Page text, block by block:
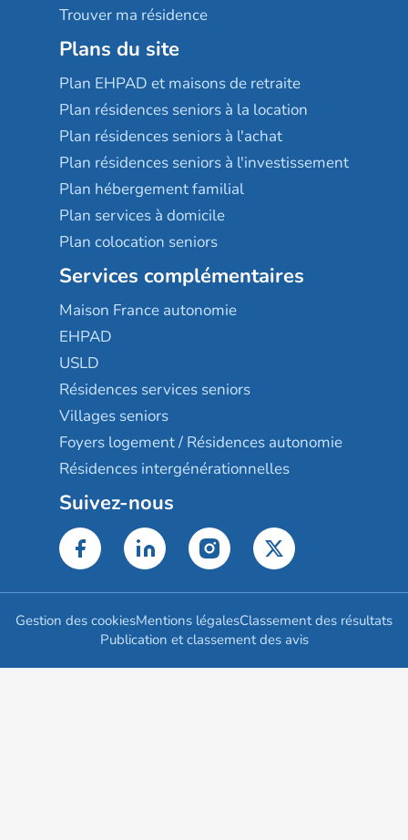
Trouver ma résidence
Plans du site
Plan EHPAD et maisons de retraite
Plan résidences seniors à la location
Plan résidences seniors à l'achat
Plan résidences seniors à l'investissement
Plan hébergement familial
Plan services à domicile
Plan colocation seniors
Services complémentaires
Maison France autonomie
EHPAD
USLD
Résidences services seniors
Villages seniors
Foyers logement / Résidences autonomie
Résidences intergénérationnelles
Suivez-nous
Gestion des cookiesMentions légalesClassement des résultats
Publication et classement des avis